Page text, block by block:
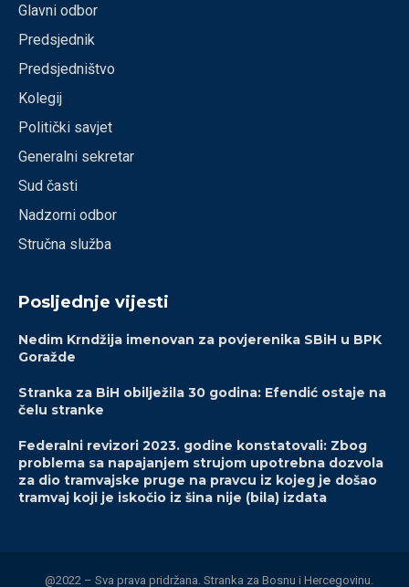
Glavni odbor
Predsjednik
Predsjedništvo
Kolegij
Politički savjet
Generalni sekretar
Sud časti
Nadzorni odbor
Stručna služba
Posljednje vijesti
Nedim Krndžija imenovan za povjerenika SBiH u BPK
Goražde
Stranka za BiH obilježila 30 godina: Efendić ostaje na
čelu stranke
Federalni revizori 2023. godine konstatovali: Zbog
problema sa napajanjem strujom upotrebna dozvola
za dio tramvajske pruge na pravcu iz kojeg je došao
tramvaj koji je iskočio iz šina nije (bila) izdata
@2022 – Sva prava pridržana. Stranka za Bosnu i Hercegovinu.